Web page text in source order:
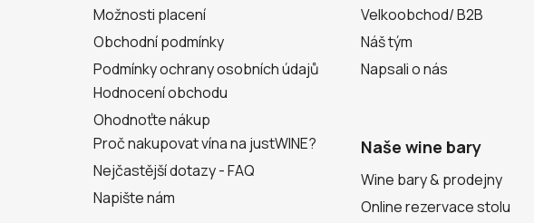
Možnosti placení
Obchodní podmínky
Podmínky ochrany osobních údajů
Hodnocení obchodu
Ohodnoťte nákup
Proč nakupovat vína na justWINE?
Nejčastější dotazy - FAQ
Napište nám
Velkoobchod/ B2B
Náš tým
Napsali o nás
Naše wine bary
Wine bary & prodejny
Online rezervace stolu